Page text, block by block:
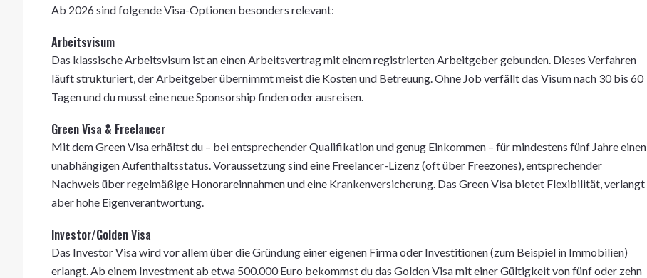
Ab 2026 sind folgende Visa-Optionen besonders relevant:
Arbeitsvisum
Das klassische Arbeitsvisum ist an einen Arbeitsvertrag mit einem registrierten Arbeitgeber gebunden. Dieses Verfahren
läuft strukturiert, der Arbeitgeber übernimmt meist die Kosten und Betreuung. Ohne Job verfällt das Visum nach 30 bis 60
Tagen und du musst eine neue Sponsorship finden oder ausreisen.
Green Visa & Freelancer
Mit dem Green Visa erhältst du – bei entsprechender Qualifikation und genug Einkommen – für mindestens fünf Jahre einen
unabhängigen Aufenthaltsstatus. Voraussetzung sind eine Freelancer-Lizenz (oft über Freezones), entsprechender
Nachweis über regelmäßige Honorareinnahmen und eine Krankenversicherung. Das Green Visa bietet Flexibilität, verlangt
aber hohe Eigenverantwortung.
Investor/Golden Visa
Das Investor Visa wird vor allem über die Gründung einer eigenen Firma oder Investitionen (zum Beispiel in Immobilien)
erlangt. Ab einem Investment ab etwa 500.000 Euro bekommst du das Golden Visa mit einer Gültigkeit von fünf oder zehn